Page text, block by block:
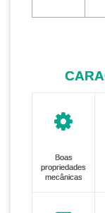
Boas
propriedades
mecânicas